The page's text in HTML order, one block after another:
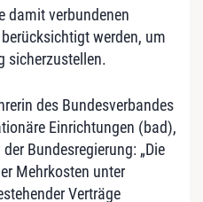
damit verbundenen
werden, um
sicherzustellen.
des Bundesverbandes
Einrichtungen (bad),
Bundesregierung: „Die
Mehrkosten unter
Verträge